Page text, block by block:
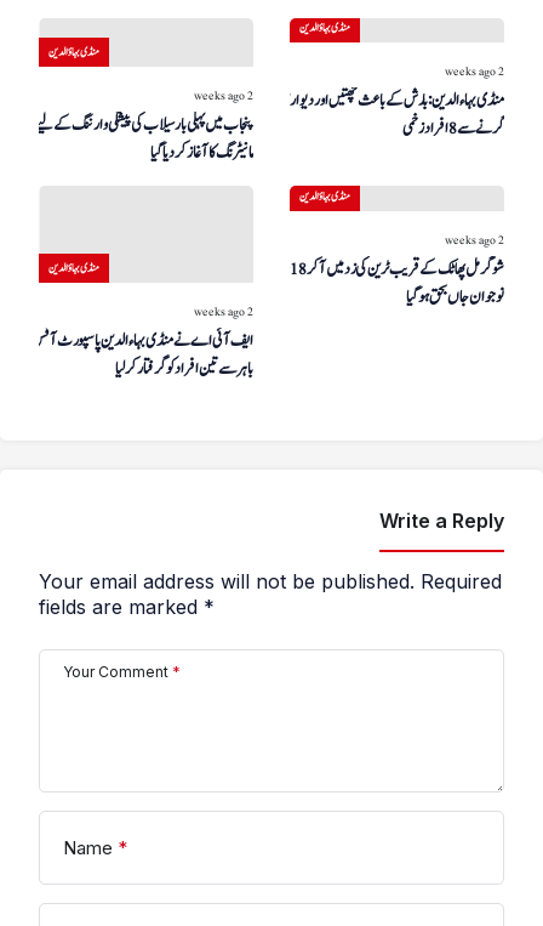
منڈی بہاؤالدین
2 weeks ago
پنجاب میں پہلی بار سیلاب کی پیشگی وارننگ کے لیے ڈرون
مانیٹرنگ کا آغاز کر دیا گیا
منڈی بہاؤالدین
2 weeks ago
منڈی بہاءالدین: بارش کے باعث چھتیں اور دیواریں
گرنے سے 8 افراد زخمی
منڈی بہاؤالدین
2 weeks ago
ایف آئی اے نے منڈی بہاءالدین پاسپورٹ آفس کے
باہر سے تین افراد کو گرفتار کر لیا
منڈی بہاؤالدین
2 weeks ago
نوجوان جاں بحق ہوگیا
Write a Reply
Your email address will not be published. Required
fields are marked *
Your Comment *
Name *